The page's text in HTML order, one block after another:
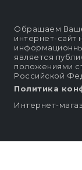
Обращаем
интернет-сайт
является
положениями
Российской
Политика
Интернет-